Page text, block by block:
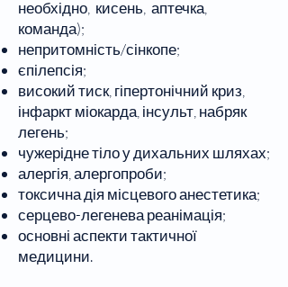
необхідно, кисень, аптечка,
команда);
непритомність/сінкопе;
єпілепсія;
високий тиск, гіпертонічний криз,
інфаркт міокарда, інсульт, набряк
легень;
чужерідне тіло у дихальних шляхах;
алергія, алергопроби;
токсична дія місцевого анестетика;
серцево-легенева реанімація;
основні аспекти тактичної
медицини.